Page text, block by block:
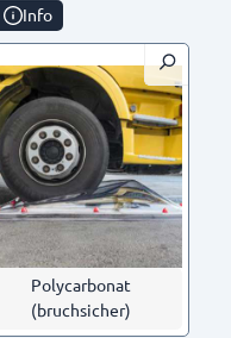
Info
Polycarbonat
(bruchsicher)